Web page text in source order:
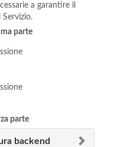
a garantire il
parte
parte
backend